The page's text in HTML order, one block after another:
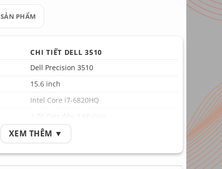
PHẨM
CHI TIẾT DELL 3510
Dell Precision 3510
15.6 inch
Intel Core i7-6820HQ
2.70 GHz đến 3.60 GHz
Máy có 2 đồ họa chạy song song
AMD FirePro W5130M
XEM THÊM ▼